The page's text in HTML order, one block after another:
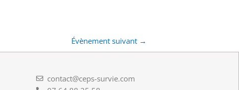
Évènement suivant →
contact@ceps-survie.com